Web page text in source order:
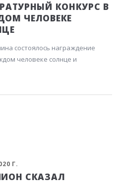
КОНКУРС В
ЧЕЛОВЕКЕ
состоялось награждение
человеке солнце и
Г.
СКАЗАЛ